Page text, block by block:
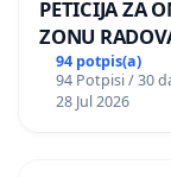
PETICIJA ZA
ZONU
Kamensko i
94 potpis(a)
94 Potpisi / 30
28 Jul 2026